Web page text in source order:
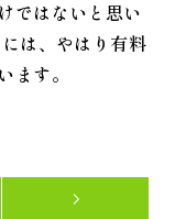
ではないと思い
は、やはり有料
ます。